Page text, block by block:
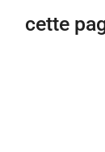
cette